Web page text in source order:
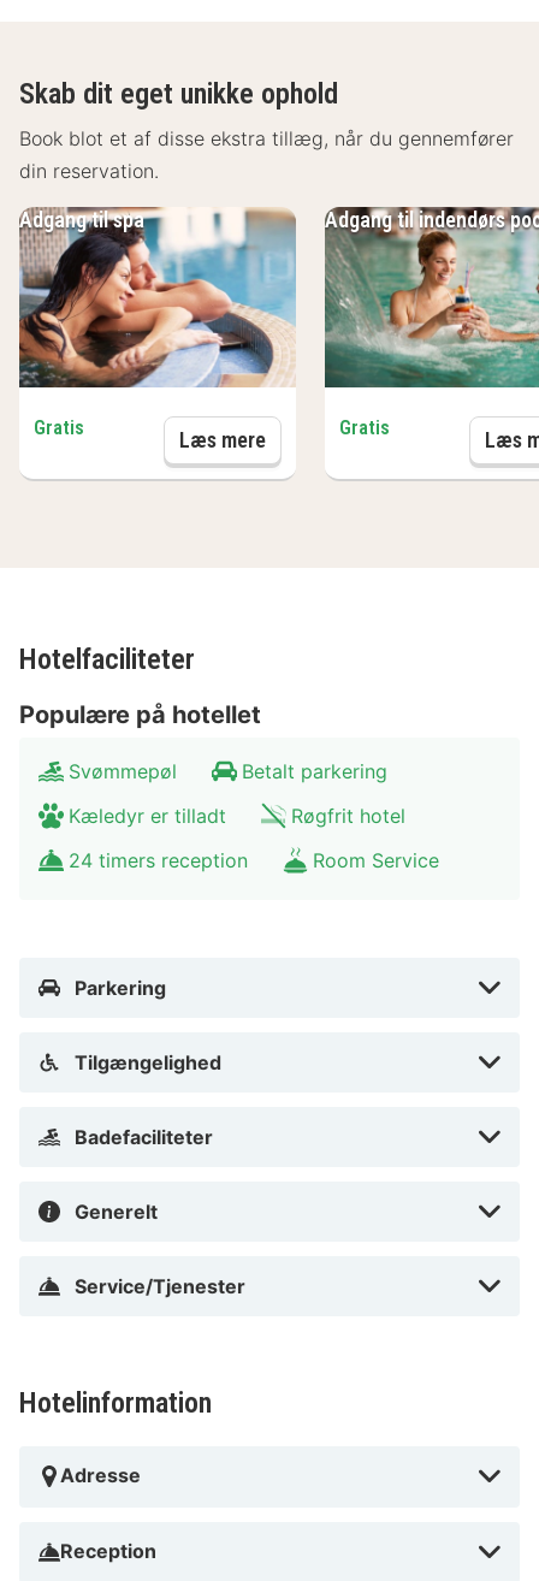
Skab dit eget unikke ophold
Book blot et af disse ekstra tillæg, når du gennemfører
din reservation.
Adgang til spa
Gratis Læs mereAdgang til spa
Adgang til indendørs
Gratis Læs
Hotelfaciliteter
Populære på hotellet
Svømmepøl
Betalt parkering
Kæledyr er tilladt
Røgfrit hotel
24 timers reception
Room Service
Parkering
Tilgængelighed
Badefaciliteter
Generelt
Service/Tjenester
Hotelinformation
Adresse
Reception